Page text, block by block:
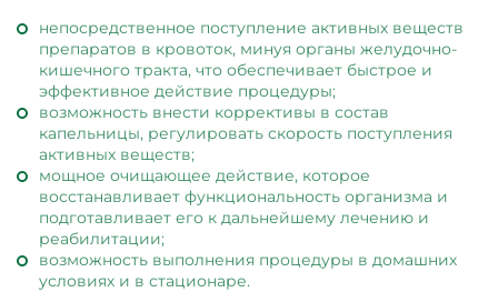
непосредственное поступление активных веществ
препаратов в кровоток, минуя органы желудочно-
кишечного тракта, что обеспечивает быстрое и
эффективное действие процедуры;
возможность внести коррективы в состав
капельницы, регулировать скорость поступления
активных веществ;
мощное очищающее действие, которое
восстанавливает функциональность организма и
подготавливает его к дальнейшему лечению и
реабилитации;
возможность выполнения процедуры в домашних
условиях и в стационаре.